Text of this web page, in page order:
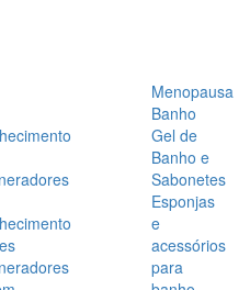
Menopausa
Banho
Gel de
Banho e
Sabonetes
Esponjas
e
acessórios
para